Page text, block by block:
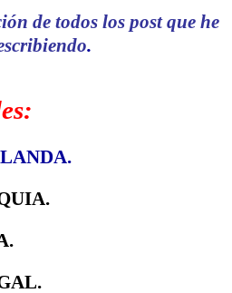
de todos los post que he
.